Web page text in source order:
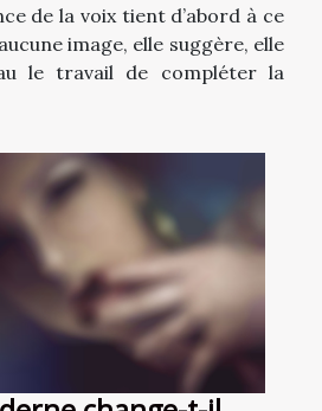
de la voix tient d’abord à ce
image, elle suggère, elle
le travail de compléter la